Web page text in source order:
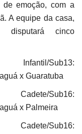
emoção, com a
A equipe da casa,
disputará cinco
Sub13:
x Guaratuba
Sub16:
x Palmeira
Sub16: